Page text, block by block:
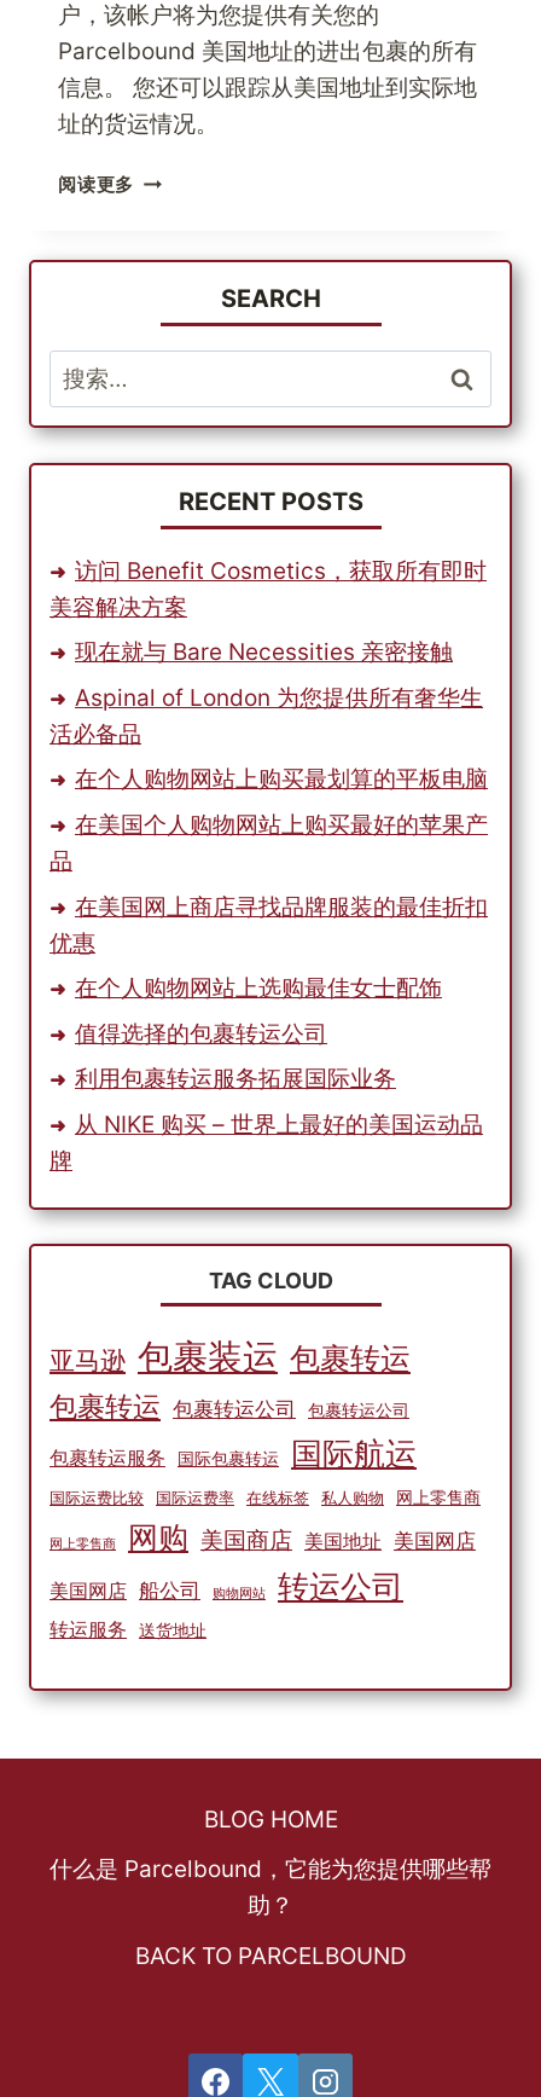
户，该帐户将为您提供有关您的
Parcelbound 美国地址的进出包裹的所有
信息。 您还可以跟踪从美国地址到实际地
址的货运情况。
阅读更多 PARCELBOUND
低
成
SEARCH
搜
索：
RECENT POSTS
访问 Benefit Cosmetics，获取所有即时
美容解决方案
现在就与 Bare Necessities 亲密接触
Aspinal of London 为您提供所有奢华生
活必备品
在个人购物网站上购买最划算的平板电脑
在美国个人购物网站上购买最好的苹果产
品
在美国网上商店寻找品牌服装的最佳折扣
优惠
在个人购物网站上选购最佳女士配饰
值得选择的包裹转运公司
利用包裹转运服务拓展国际业务
从 NIKE 购买 – 世界上最好的美国运动品
牌
TAG CLOUD
亚马逊 包裹装运 包裹转运
包裹转运 包裹转运公司 包裹转运公司
包裹转运服务 国际包裹转运 国际航运
国际运费比较 国际运费率 在线标签 私人购物 网上零售商
网上零售商 网购 美国商店 美国地址 美国网店
美国网店 船公司 购物网站 转运公司
转运服务 送货地址
BLOG HOME
什么是 Parcelbound，它能为您提供哪些帮
助？
BACK TO PARCELBOUND